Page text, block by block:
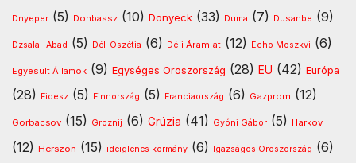
Dnyeper (5) Donbassz (10) Donyeck (33) Duma (7) Dusanbe (9)
Dzsalal-Abad (5) Dél-Oszétia (6) Déli Áramlat (12) Echo Moszkvi (6)
Egyesült Államok (9) Egységes Oroszország (28) EU (42) Európa
(28) Fidesz (5) Finnország (5) Franciaország (6) Gazprom (12)
Gorbacsov (15) Groznij (6) Grúzia (41) Gyóni Gábor (5) Harkov
(12) Herszon (15) ideiglenes kormány (6) Igazságos Oroszország (6)